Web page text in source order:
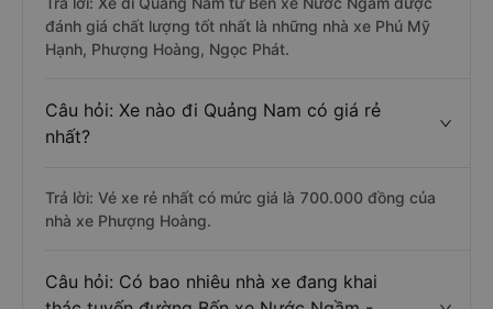
đánh giá chất lượng tốt nhất là những nhà xe Phú Mỹ
Hạnh, Phượng Hoàng, Ngọc Phát.
Câu hỏi: Xe nào đi Quảng Nam có giá rẻ
nhất?
Trả lời: Vé xe rẻ nhất có mức giá là 700.000 đồng của
nhà xe Phượng Hoàng.
Câu hỏi: Có bao nhiêu nhà xe đang khai